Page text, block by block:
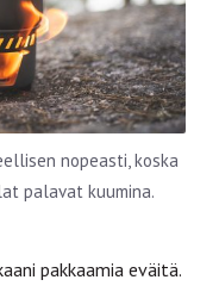
nopeasti, koska
palavat kuumina.
pakkaamia eväitä.